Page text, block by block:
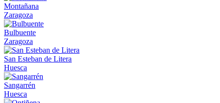
Montañana
Zaragoza
Bulbuente
Zaragoza
San Esteban de Litera
Huesca
Sangarrén
Huesca